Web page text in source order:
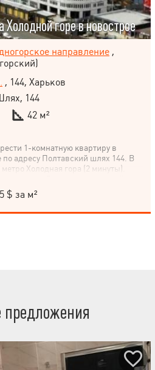
горе в новострое
направление,
, 144, Харьков
144
42 м²
1-комнатную квартиру в
по адресу Полтавский шлях 144. В
Холодная гора (2 минуты).
(душ и санузел), трубы и
отопления. Проведена
Осталось сделать только
$ за м²
предложения